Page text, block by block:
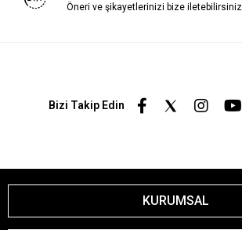
Öneri ve şikayetlerinizi bize iletebilirsiniz.
Bizi Takip Edin
KURUMSAL